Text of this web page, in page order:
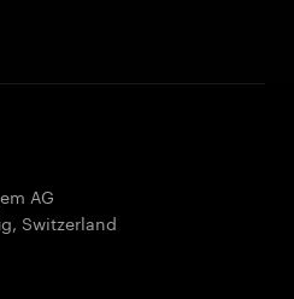
AG
, Switzerland